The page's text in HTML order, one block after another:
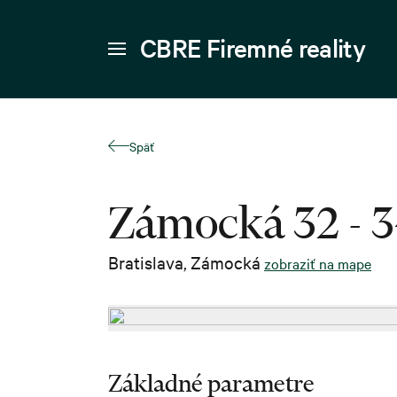
CBRE Firemné reality
Späť
Zámocká 32 -
Bratislava, Zámocká zobraziť na mape
Základné parametre